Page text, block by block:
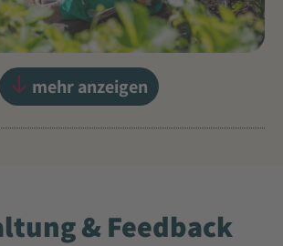
mehr anzeigen
& Feedback